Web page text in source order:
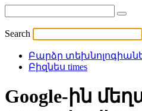
Search
Բարձր
Բիզնես times
Google-ին